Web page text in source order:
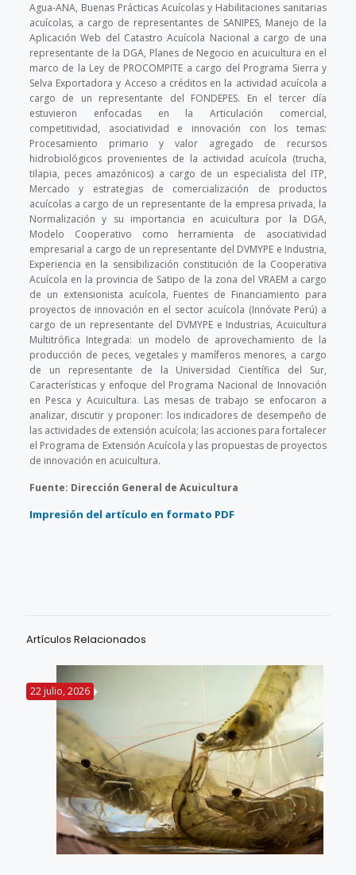
Agua-ANA, Buenas Prácticas Acuícolas y Habilitaciones sanitarias
acuícolas, a cargo de representantes de SANIPES, Manejo de la
Aplicación Web del Catastro Acuícola Nacional a cargo de una
representante de la DGA, Planes de Negocio en acuicultura en el
marco de la Ley de PROCOMPITE a cargo del Programa Sierra y
Selva Exportadora y Acceso a créditos en la actividad acuícola a
cargo de un representante del FONDEPES. En el tercer día
estuvieron enfocadas en la Articulación comercial,
competitividad, asociatividad e innovación con los temas:
Procesamiento primario y valor agregado de recursos
hidrobiológicos provenientes de la actividad acuícola (trucha,
tilapia, peces amazónicos) a cargo de un especialista del ITP,
Mercado y estrategias de comercialización de productos
acuícolas a cargo de un representante de la empresa privada, la
Normalización y su importancia en acuicultura por la DGA,
Modelo Cooperativo como herramienta de asociatividad
empresarial a cargo de un representante del DVMYPE e Industria,
Experiencia en la sensibilización constitución de la Cooperativa
Acuícola en la provincia de Satipo de la zona del VRAEM a cargo
de un extensionista acuícola, Fuentes de Financiamiento para
proyectos de innovación en el sector acuícola (Innóvate Perú) a
cargo de un representante del DVMYPE e Industrias, Acuicultura
Multitrófica Integrada: un modelo de aprovechamiento de la
producción de peces, vegetales y mamíferos menores, a cargo
de un representante de la Universidad Científica del Sur,
Características y enfoque del Programa Nacional de Innovación
en Pesca y Acuicultura. Las mesas de trabajo se enfocaron a
analizar, discutir y proponer: los indicadores de desempeño de
las actividades de extensión acuícola; las acciones para fortalecer
el Programa de Extensión Acuícola y las propuestas de proyectos
de innovación en acuicultura.
Fuente: Dirección General de Acuicultura
Impresión del artículo en formato PDF
Artículos Relacionados
22 julio, 2026